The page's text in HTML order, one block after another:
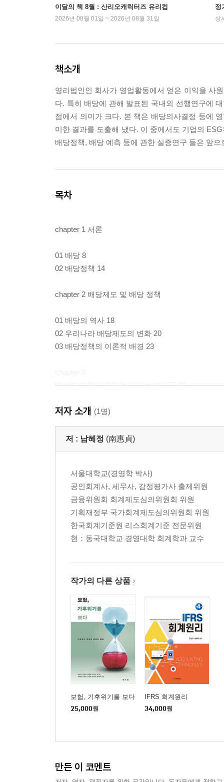
이달의 책 8월 : 산리오캐릭터즈 유리컵
2026년 08월 01일 ~ 2026년 08월 31일
정
상
책소개
영리법인인 회사가 영업활동에서 얻은 이익을 사
다. 특히 배당에 관해 발표된 국내외 선행연구에
점에서 의미가 크다. 본 책은 배당의사결정 등에
미한 결과를 도출해 냈다. 이 중에서도 기업의
배당정책, 배당 예측 등에 관한 실증연구 들은 앞
목차
chapter 1 서론
01 배당 8
02 배당정책 14
chapter 2 배당제도 및 배당 정책
01 배당의 역사 18
02 우리나라 배당제도의 변화 20
03 배당정책의 이론적 배경 23
01 배당정책에 영향을 미치는 요인들 32
03 배당예측에 대한 논의 188
저자 소개 (1명)
저 : 남혜정 (南惠貞)
서울대학교(경영학 박사)
공인회계사, 세무사, 감정평가사 출제위원
금융위원회 회계제도심의위원회 위원
기획재정부 국가회계제도심의위원회 위원
한국회계기준원 리스회계기준 전문위원
현：동국대학교 경영대학 회계학과 교수
작가의 다른 상품
보험, 기후위기를 보다
25,000원
IFRS 회계원리
34,000원
만든 이 코멘트